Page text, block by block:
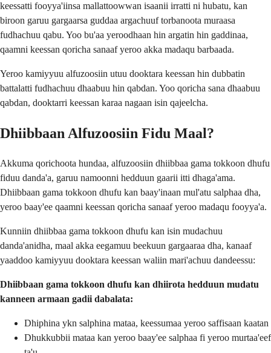
keessatti fooyya'iinsa mallattoowwan isaanii irratti ni hubatu, kan
biroon garuu gargaarsa guddaa argachuuf torbanoota muraasa
fudhachuu qabu. Yoo bu'aa yeroodhaan hin argatin hin gaddinaa,
qaamni keessan qoricha sanaaf yeroo akka madaqu barbaada.
Yeroo kamiyyuu alfuzoosiin utuu dooktara keessan hin dubbatin
battalatti fudhachuu dhaabuu hin qabdan. Yoo qoricha sana dhaabuu
qabdan, dooktarri keessan karaa nagaan isin qajeelcha.
Dhiibbaan Alfuzoosiin Fidu Maal?
Akkuma qorichoota hundaa, alfuzoosiin dhiibbaa gama tokkoon dhufu
fiduu danda'a, garuu namoonni hedduun gaarii itti dhaga'ama.
Dhiibbaan gama tokkoon dhufu kan baay'inaan mul'atu salphaa dha,
yeroo baay'ee qaamni keessan qoricha sanaaf yeroo madaqu fooyya'a.
Kunniin dhiibbaa gama tokkoon dhufu kan isin mudachuu
danda'anidha, maal akka eegamuu beekuun gargaaraa dha, kanaaf
yaaddoo kamiyyuu dooktara keessan waliin mari'achuu dandeessu:
Dhiibbaan gama tokkoon dhufu kan dhiirota hedduun mudatu
kanneen armaan gadii dabalata:
Dhiphina ykn salphina mataa, keessumaa yeroo saffisaan kaatan
Dhukkubbii mataa kan yeroo baay'ee salphaa fi yeroo murtaa'eef